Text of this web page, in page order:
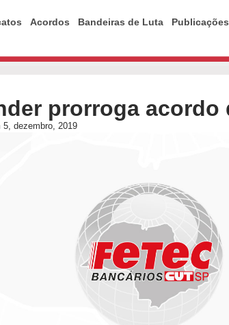
Acordos Bandeiras de Luta Publicações
prorroga acordo
5, dezembro, 2019